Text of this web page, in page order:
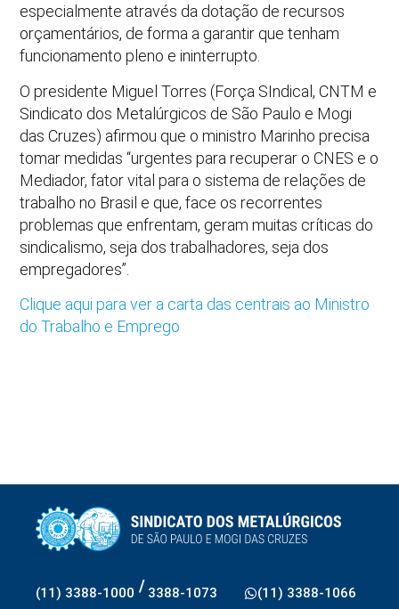
especialmente através da dotação de recursos
orçamentários, de forma a garantir que tenham
funcionamento pleno e ininterrupto.
O presidente Miguel Torres (Força SIndical, CNTM e
Sindicato dos Metalúrgicos de São Paulo e Mogi
das Cruzes) afirmou que o ministro Marinho precisa
tomar medidas “urgentes para recuperar o CNES e o
Mediador, fator vital para o sistema de relações de
trabalho no Brasil e que, face os recorrentes
problemas que enfrentam, geram muitas críticas do
sindicalismo, seja dos trabalhadores, seja dos
empregadores”.
Clique aqui para ver a carta das centrais ao Ministro
do Trabalho e Emprego
(11) 3388-1000 / 3388-1073 (11) 3388-1066